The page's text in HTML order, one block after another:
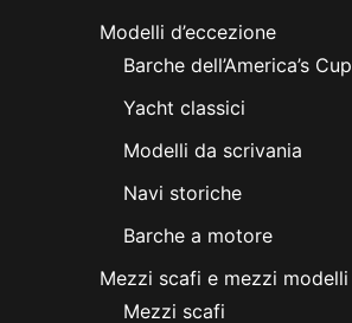
Modelli d’eccezione
Barche dell’America’s Cup
Yacht classici
Modelli da scrivania
Navi storiche
Barche a motore
Mezzi scafi e mezzi modelli
Mezzi scafi